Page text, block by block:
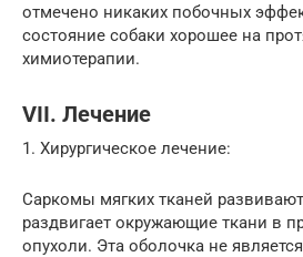
отмечено никаких побочных
состояние собаки хорошее на
химиотерапии.
VII. Лечение
1. Хирургическое лечение:
Саркомы мягких тканей
раздвигает окружающие ткани в
опухоли. Эта оболочка не